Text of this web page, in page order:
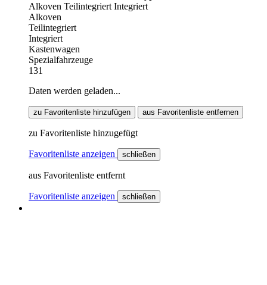
Alkoven Teilintegriert Integriert
Alkoven
Teilintegriert
Integriert
Kastenwagen
Spezialfahrzeuge
131
Daten werden geladen...
zu Favoritenliste hinzufügen aus Favoritenliste entfernen
zu Favoritenliste hinzugefügt
Favoritenliste anzeigen schließen
aus Favoritenliste entfernt
Favoritenliste anzeigen schließen